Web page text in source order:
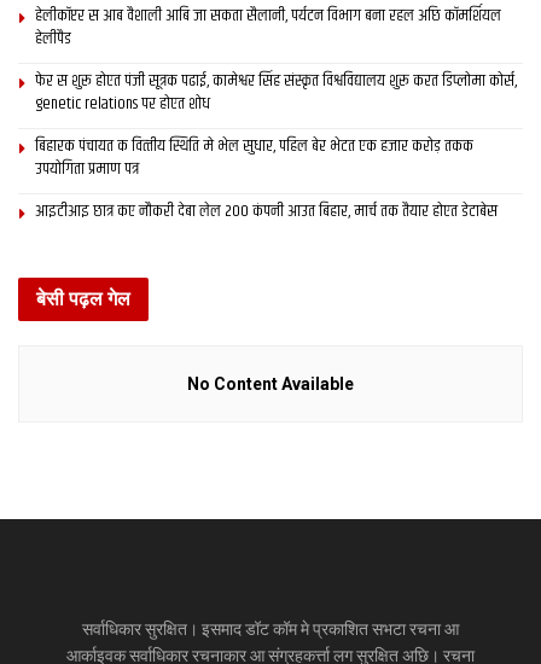
हेलीकॉप्टर स आब वैशाली आबि जा सकता सैलानी, पर्यटन विभाग बना रहल अछि कॉमर्शियल
हेलीपैड
फेर स शुरू होएत पंजी सूत्रक पढाई, कामेश्वर सिंह संस्कृत विश्वविद्यालय शुरू करत डिप्लोमा कोर्स,
genetic relations पर होएत शोध
बिहारक पंचायत क वित्‍तीय स्थिति मे भेल सुधार, पहिल बेर भेटत एक हजार करोड़ तकक
उपयोगिता प्रमाण पत्र
आइटीआइ छात्र कए नौकरी देबा लेल 200 कंपनी आउत बिहार, मार्च तक तैयार होएत डेटाबेस
बेसी पढ़ल गेल
No Content Available
सर्वाधिकार सुरक्षित। इसमाद डॉट कॉम मे प्रकाशित सभटा रचना आ
आर्काइवक सर्वाधिकार रचनाकार आ संग्रहकर्त्ता लग सुरक्षित अछि। रचना